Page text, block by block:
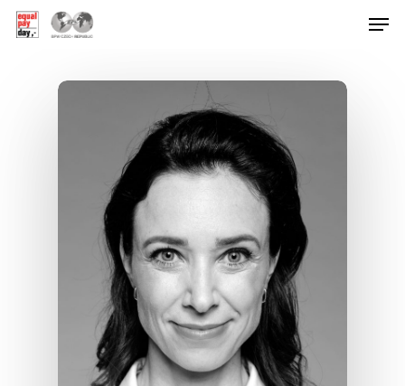
Hit enter to search or ESC to close